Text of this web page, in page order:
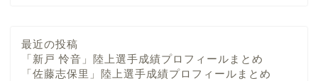
最近の投稿
「新戸 怜音」陸上選手成績プロフィールまとめ
「佐藤志保里」陸上選手成績プロフィールまとめ